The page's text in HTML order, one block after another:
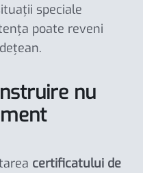
speciale
poate reveni
nu
certificatului de